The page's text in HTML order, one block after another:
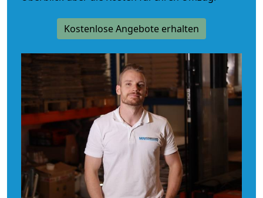
Kostenlose Angebote erhalten